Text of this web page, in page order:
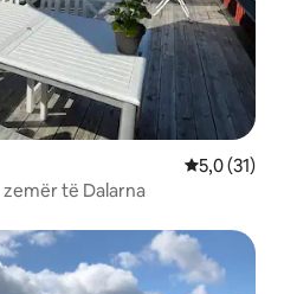
Vlerësimi
5,0 (31)
zemër të Dalarna